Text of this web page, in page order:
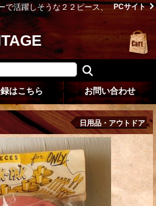
で活躍しそうな２２ピース、
PCサイト
はこちら お問い合わせ
日用品・アウトドア